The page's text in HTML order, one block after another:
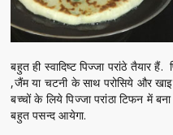
बहुत ही स्वादिष्ट पिज्जा परांठे तैयार
,जैंम या चटनी के साथ परोसिये और
बच्चों के लिये पिज्जा परांठा टिफन में
बहुत पसन्द आयेगा.